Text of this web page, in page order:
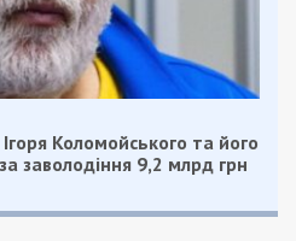
Коломойського та його
заволодіння 9,2 млрд грн